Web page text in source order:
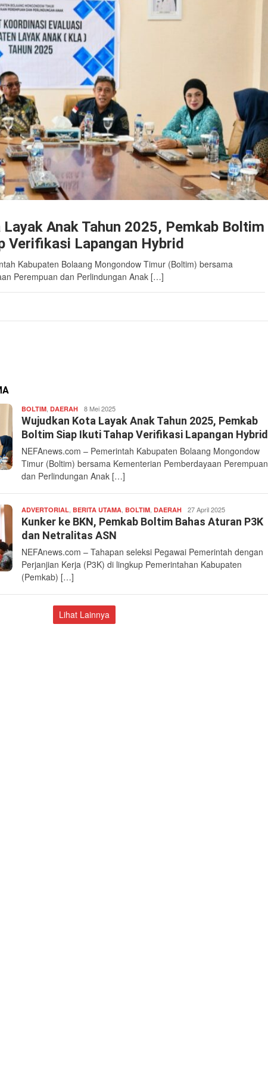
Anak Tahun 2025, Pemkab Boltim
Verifikasi Lapangan Hybrid
Kabupaten Bolaang Mongondow Timur (Boltim) bersama
Perempuan dan Perlindungan Anak […]
BOLTIM DAERAH redaksi
nefa
8 Mei 2025
Wujudkan Kota Layak Anak Tahun 2025, Pemkab
Boltim Siap Ikuti Tahap Verifikasi Lapangan Hybrid
NEFAnews.com – Pemerintah Kabupaten Bolaang Mongondow
Timur (Boltim) bersama Kementerian Pemberdayaan Perempuan
dan Perlindungan Anak […]
ADVERTORIAL BERITA UTAMA BOLTIM DAERAH redaksi
nefa
27 April 2025
Kunker ke BKN, Pemkab Boltim Bahas Aturan P3K
dan Netralitas ASN
NEFAnews.com – Tahapan seleksi Pegawai Pemerintah dengan
Perjanjian Kerja (P3K) di lingkup Pemerintahan Kabupaten
(Pemkab) […]
Lihat Lainnya